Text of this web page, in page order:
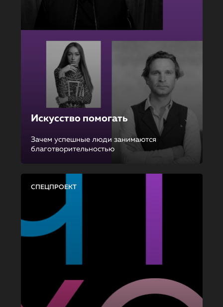
Искусство помогать
Зачем успешные люди занимаются
благотворительностью
СПЕЦПРОЕКТ